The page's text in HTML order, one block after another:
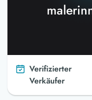
Verifizierter
Verkäufer